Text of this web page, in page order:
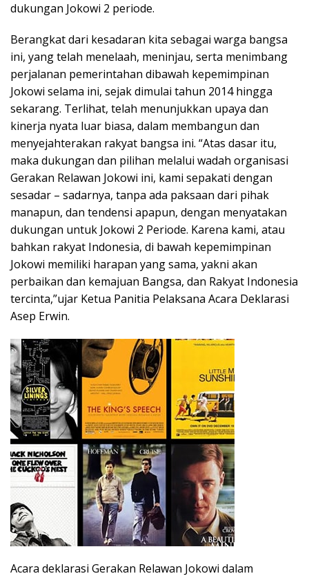
dukungan Jokowi 2 periode.
Berangkat dari kesadaran kita sebagai warga bangsa
ini, yang telah menelaah, meninjau, serta menimbang
perjalanan pemerintahan dibawah kepemimpinan
Jokowi selama ini, sejak dimulai tahun 2014 hingga
sekarang. Terlihat, telah menunjukkan upaya dan
kinerja nyata luar biasa, dalam membangun dan
menyejahterakan rakyat bangsa ini. “Atas dasar itu,
maka dukungan dan pilihan melalui wadah organisasi
Gerakan Relawan Jokowi ini, kami sepakati dengan
sesadar – sadarnya, tanpa ada paksaan dari pihak
manapun, dan tendensi apapun, dengan menyatakan
dukungan untuk Jokowi 2 Periode. Karena kami, atau
bahkan rakyat Indonesia, di bawah kepemimpinan
Jokowi memiliki harapan yang sama, yakni akan
perbaikan dan kemajuan Bangsa, dan Rakyat Indonesia
tercinta,”ujar Ketua Panitia Pelaksana Acara Deklarasi
Asep Erwin.
Acara deklarasi Gerakan Relawan Jokowi dalam